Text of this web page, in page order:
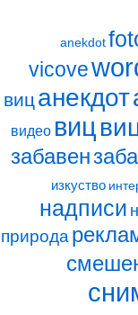
anekdot
vicove
вицанекдот
видео виц
забавен
изкуство
надписи
природа